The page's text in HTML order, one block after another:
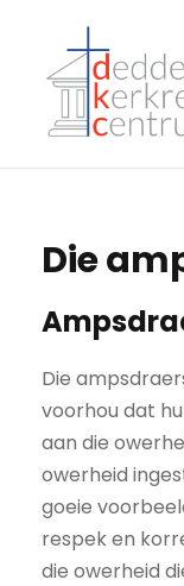
Die
Die
voorhou dat
aan die
owerheid
goeie
respek en
die owerheid